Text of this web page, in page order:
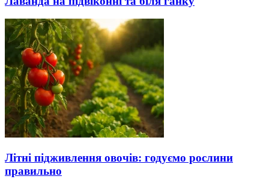
Літні підживлення овочів: годуємо рослини
правильно